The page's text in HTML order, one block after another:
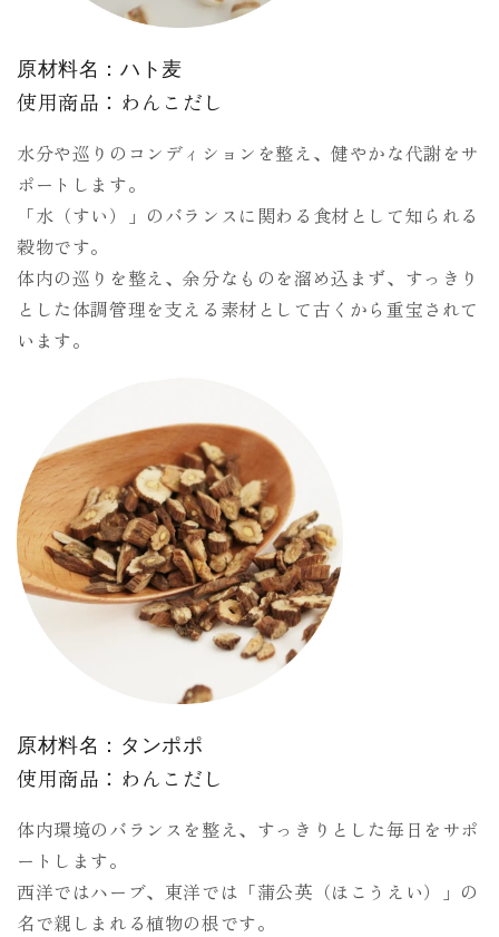
原材料名：ハト麦
使用商品：わんこだし
水分や巡りのコンディションを整え、健やかな代謝をサ
ポートします。
「水（すい）」のバランスに関わる食材として知られる
穀物です。
体内の巡りを整え、余分なものを溜め込まず、すっきり
とした体調管理を支える素材として古くから重宝されて
います。
原材料名：タンポポ
使用商品：わんこだし
体内環境のバランスを整え、すっきりとした毎日をサポ
ートします。
西洋ではハーブ、東洋では「蒲公英（ほこうえい）」の
名で親しまれる植物の根です。